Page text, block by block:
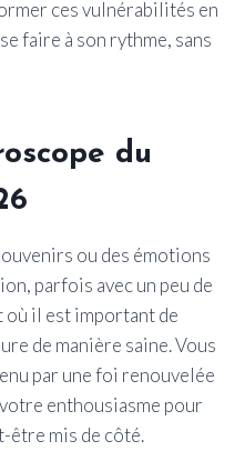
ces vulnérabilités en
faire à son rythme, sans
du
ou des émotions
parfois avec un peu de
où il est important de
de manière saine. Vous
par une foi renouvelée
enthousiasme pour
être mis de côté.